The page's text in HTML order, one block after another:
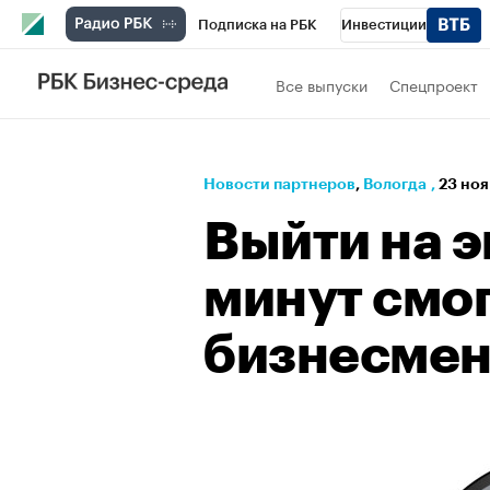
Подписка на РБК Инвестиции
РБК Вино
Проверка контрагентов
Все выпуски Спецпроект
Новости партнеров⁠, Вологда , 23 ноя
Выйти на
минут